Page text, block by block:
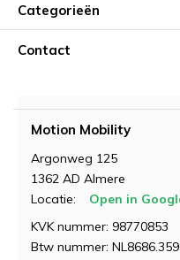
Categorieën
Contact
Motion Mobility
Argonweg 125
1362 AD Almere
Locatie:
Open in
KVK nummer: 98770853
Btw nummer: